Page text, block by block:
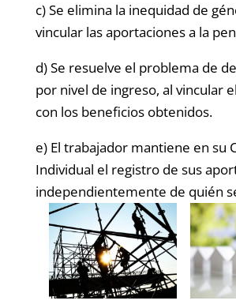
c) Se elimina la inequidad de
vincular las aportaciones a la
d) Se resuelve el problema de
por nivel de ingreso, al vincular
con los beneficios obtenidos.
e) El trabajador mantiene en su
Individual el registro de sus
independientemente de quién